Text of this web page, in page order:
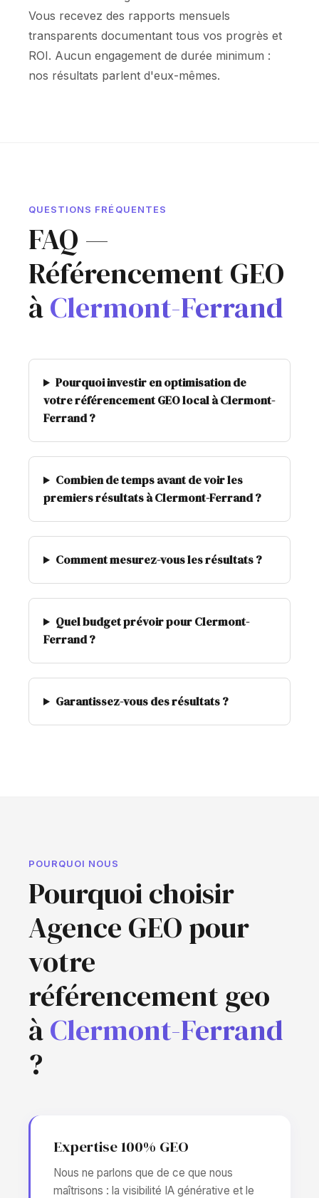
Vous recevez des rapports mensuels
transparents documentant tous vos progrès et
ROI. Aucun engagement de durée minimum :
nos résultats parlent d'eux-mêmes.
QUESTIONS FRÉQUENTES
FAQ —
Référencement GEO
àClermont-Ferrand
Pourquoi investir en optimisation de
votre référencement GEO local à Clermont-
Ferrand ?
Combien de temps avant de voir les
premiers résultats à Clermont-Ferrand ?
Comment mesurez-vous les résultats ?
Quel budget prévoir pour Clermont-
Ferrand ?
Garantissez-vous des résultats ?
POURQUOI NOUS
Pourquoi choisir
Agence GEO pour
votre
référencement geo
àClermont-Ferrand
?
Expertise 100% GEO
Nous ne parlons que de ce que nous
maîtrisons : la visibilité IA générative et le